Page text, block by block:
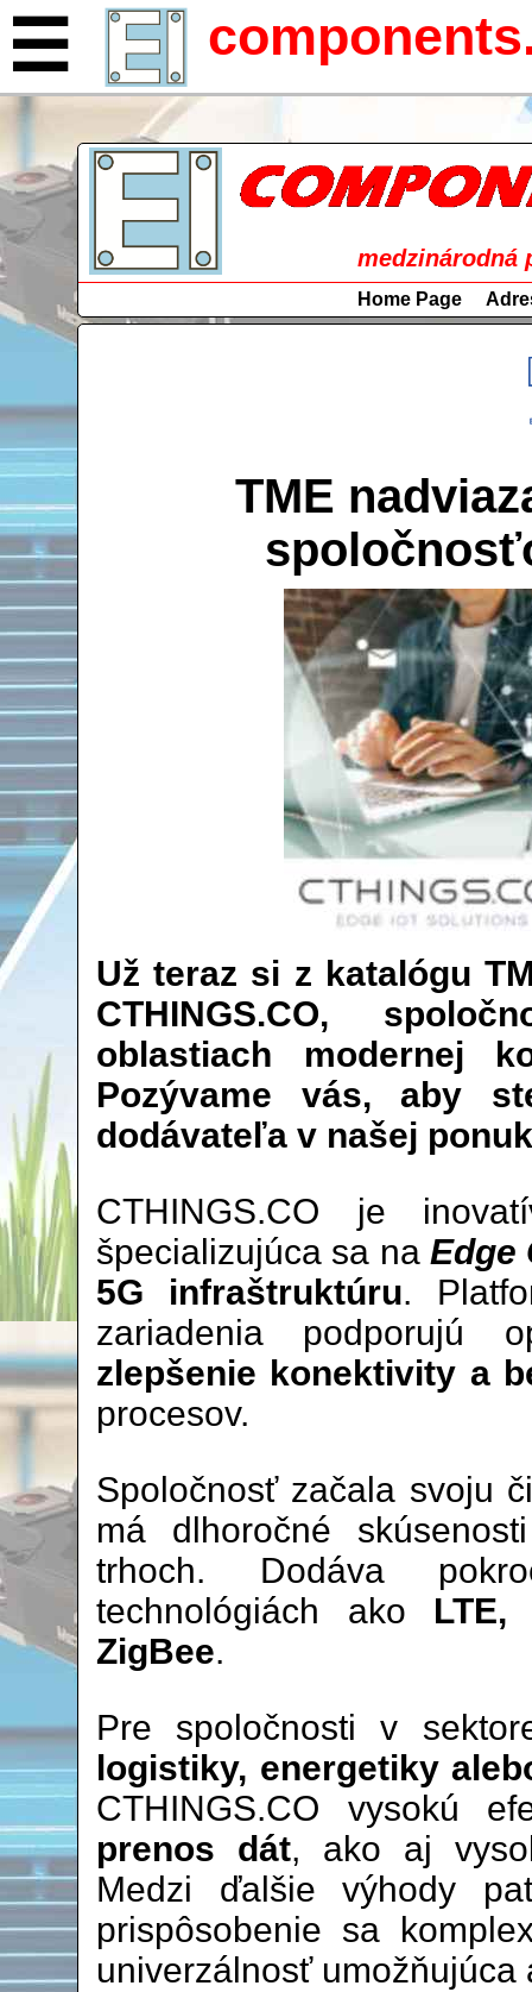
☰
medzinárodná
Home Page
TME
Už teraz si z katalógu
CTHINGS.CO,
oblastiach modernej
Pozývame vás, aby
dodávateľa v našej
CTHINGS.CO je
špecializujúca sa na Edge
5G infraštruktúru.
zariadenia podporujú
zlepšenie konektivity a
procesov.
Spoločnosť začala svoju
má dlhoročné
trhoch. Dodáva
technológiách ako
ZigBee.
Pre spoločnosti v
logistiky, energetiky
CTHINGS.CO vysokú
prenos dát, ako aj
Medzi ďalšie výhody
prispôsobenie sa
univerzálnosť umožňujúca